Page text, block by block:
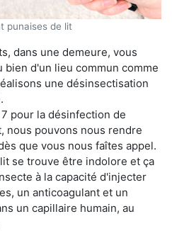
punaises de lit
dans une demeure, vous
d'un lieu commun comme
une désinsectisation
pour la désinfection de
nous pouvons nous rendre
que vous nous faîtes appel.
se trouve être indolore et ça
à la capacité d'injecter
un anticoagulant et un
un capillaire humain, au